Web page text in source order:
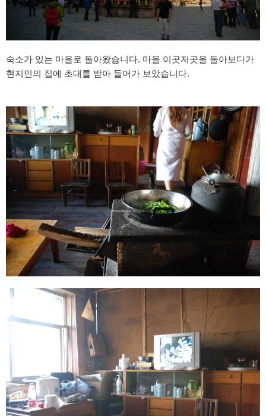
숙소가 있는 마을로 돌아왔습니다. 마을 이곳저곳을 돌아보다가
현지인의 집에 초대를 받아 들어가 보았습니다.